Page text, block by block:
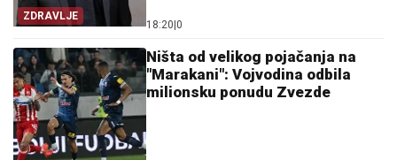
ZDRAVLJE
18:20 0
Ništa od velikog pojačanja na
"Marakani": Vojvodina odbila
milionsku ponudu Zvezde